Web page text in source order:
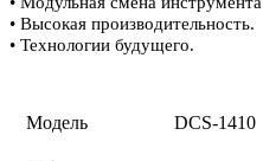
• Высокая производительность.
• Технологии будущего.
Модель DCS-1410